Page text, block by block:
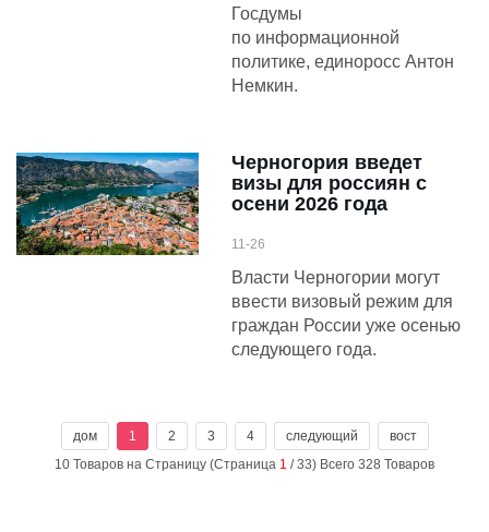
Госдумы
по информационной
политике, единоросс Антон
Немкин.
Черногория введет
визы для россиян с
осени 2026 года
11-26
Власти Черногории могут
ввести визовый режим для
граждан России уже осенью
следующего года.
дом 1 2 3 4 следующий
вост
10 Товаров на Страницу (Страница 1 / 33) Всего 328 Товаров